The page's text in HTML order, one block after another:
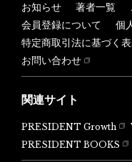
お知らせ 著者一覧
会員登録について
個
特定商取引法に基づく
お問い合わせ
関連サイト
PRESIDENT Growth
PRESIDENT BOOKS